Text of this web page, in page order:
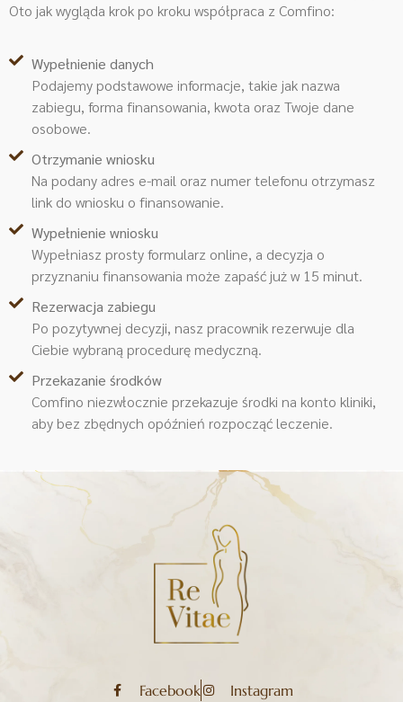
Oto jak wygląda krok po kroku współpraca z Comfino:
Wypełnienie danych
Podajemy podstawowe informacje, takie jak nazwa
zabiegu, forma finansowania, kwota oraz Twoje dane
osobowe.
Otrzymanie wniosku
Na podany adres e-mail oraz numer telefonu otrzymasz
link do wniosku o finansowanie.
Wypełnienie wniosku
Wypełniasz prosty formularz online, a decyzja o
przyznaniu finansowania może zapaść już w 15 minut.
Rezerwacja zabiegu
Po pozytywnej decyzji, nasz pracownik rezerwuje dla
Ciebie wybraną procedurę medyczną.
Przekazanie środków
Comfino niezwłocznie przekazuje środki na konto kliniki,
aby bez zbędnych opóźnień rozpocząć leczenie.
Facebook Instagram